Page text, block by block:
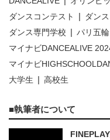
ダンスコンテスト
ダン
ダンス専門学校
パリ五輪
マイナビDANCEALIVE
マイナビ
大学生
高校生
執筆者について